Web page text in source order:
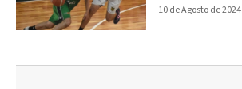
10 de Agosto de 2024